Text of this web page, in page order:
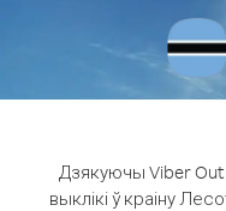
Дзякуючы Viber
выклікі ў краіну